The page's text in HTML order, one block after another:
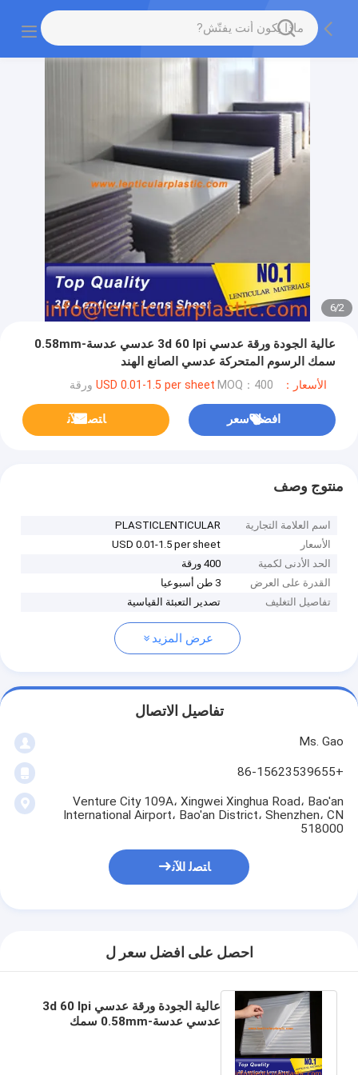
2
/
6
عالية الجودة ورقة عدسي 3d 60 lpi عدسي عدسة-0.58mm
سمك الرسوم المتحركة عدسي الصانع الهند
الأسعار：USD 0.01-1.5 per sheet MOQ：400 ورقة
افضل سعر ﺎﺘﺼﻟ ﺍﻶﻧ
منتوج وصف
اسم العلامة التجارية
PLASTICLENTICULAR
الأسعار
USD 0.01-1.5 per sheet
الحد الأدنى لكمية
400 ورقة
القدرة على العرض
3 طن أسبوعيا
تفاصيل التغليف
تصدير التعبئة القياسية
عرض المزيد
تفاصيل الاتصال
Ms. Gao
+86-15623539655
Venture City 109A، Xingwei Xinghua Road، Bao'an
International Airport، Bao'an District، Shenzhen، CN
518000
ﺎﺘﺼﻟ ﺍﻶﻧ
احصل على افضل سعر ل
عالية الجودة ورقة عدسي 3d 60 lpi
عدسي عدسة-0.58mm سمك